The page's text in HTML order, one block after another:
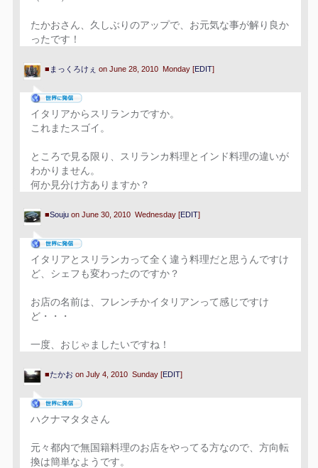
たかおさん、久しぶりのアップで、お元気な事が解り良か
ったです！
■ まっくろけぇ on June 28, 2010 Monday [EDIT]
イタリアからスリランカですか。
これまたスゴイ。
ところで見る限り、スリランカ料理とインド料理の違いが
わかりません。
何か見分け方ありますか？
■Soujuon June 30, 2010 Wednesday [EDIT]
イタリアとスリランカって全く違う料理だと思うんですけ
ど、シェフも変わったのですか？
お店の名前は、フレンチかイタリアンって感じですけ
ど・・・
一度、おじゃましたいですね！
■たかお on July 4, 2010 Sunday [EDIT]
ハクナマタタさん
元々都内で無国籍料理のお店をやってる方なので、方向転
換は簡単なようです。